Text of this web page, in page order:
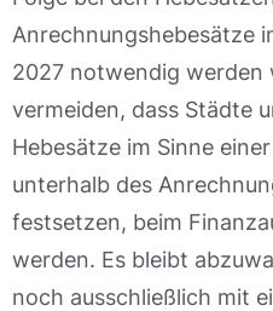
Anrechnungshebesätze
2027 notwendig werden
vermeiden, dass Städte
Hebesätze im Sinne
unterhalb des
festsetzen, beim
werden. Es bleibt
noch ausschließlich mit